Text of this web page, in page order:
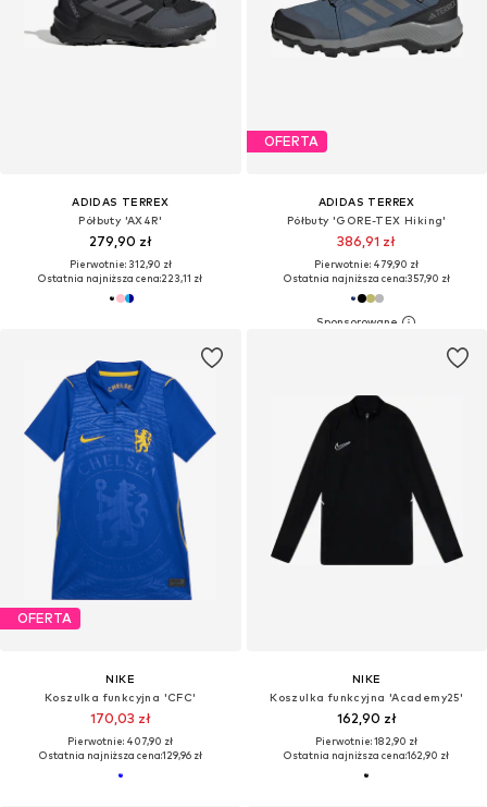
ADIDAS TERREX
Półbuty 'AX4R'
279,90 zł
Pierwotnie: 312,90 zł
Ostatnia najniższa cena:223,11 zł
OFERTA
ADIDAS TERREX
Półbuty 'GORE-TEX Hiking'
386,91 zł
Pierwotnie: 479,90 zł
Ostatnia najniższa cena:357,90 zł
OFERTA
NIKE
Koszulka funkcyjna 'CFC'
170,03 zł
Pierwotnie: 407,90 zł
Ostatnia najniższa cena:129,96 zł
NIKE
Koszulka funkcyjna 'Academy25'
162,90 zł
Pierwotnie: 182,90 zł
Ostatnia najniższa cena:162,90 zł